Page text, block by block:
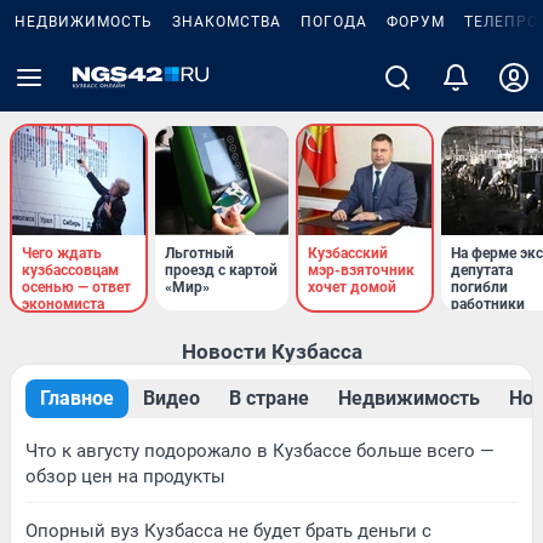
НЕДВИЖИМОСТЬ ЗНАКОМСТВА ПОГОДА ФОРУМ
Чего ждать
кузбассовцам
осенью — ответ
экономиста
Льготный
проезд с картой
«Мир»
Кузбасский
мэр-взяточник
хочет домой
На ферме
депутата
погибли
работники
Новости Кузбасса
Главное Видео В стране Недвижимость
Что к августу подорожало в Кузбассе больше всего —
обзор цен на продукты
Опорный вуз Кузбасса не будет брать деньги с